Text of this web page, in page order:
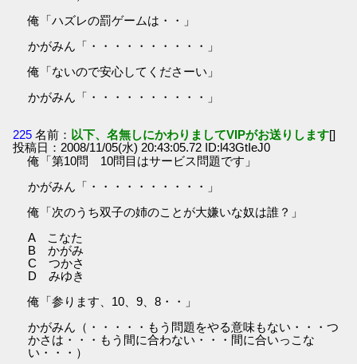
俺「ハズレの罰ゲームは・・」
かがみん「・・・・・・・・・・」
俺「ないので安心してくださーい」
かがみん「・・・・・・・・・・」
225 名前： 以下、名無しにかわりましてVIPがお送りします[]
投稿日：2008/11/05(水) 20:43:05.72 ID:l43GtIeJ0
俺「第10問 10問目はサービス問題です」
かがみん「・・・・・・・・・・」
俺「次のうち双子の姉のことが大嫌いな奴は誰？」
A こなた
B かがみ
C つかさ
D みゆき
俺「参ります、10、9、8・・」
かがみん（・・・・・もう問題をやる意味もない・・・つ
かさは・・・もう間に合わない・・・間に合いっこな
い・・・）